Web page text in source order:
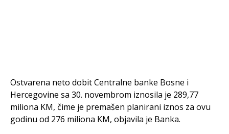
Ostvarena neto dobit Centralne banke Bosne i
Hercegovine sa 30. novembrom iznosila je 289,77
miliona KM, čime je premašen planirani iznos za ovu
godinu od 276 miliona KM, objavila je Banka.